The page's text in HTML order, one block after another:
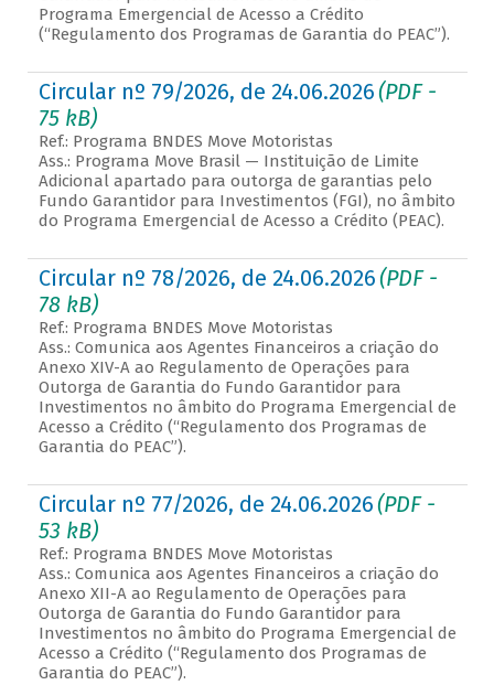
Programa Emergencial de Acesso a Crédito
(“Regulamento dos Programas de Garantia do PEAC”).
Circular nº 79/2026, de 24.06.2026(PDF -
75 kB)
Ref.: Programa BNDES Move Motoristas
Ass.: Programa Move Brasil — Instituição de Limite
Adicional apartado para outorga de garantias pelo
Fundo Garantidor para Investimentos (FGI), no âmbito
do Programa Emergencial de Acesso a Crédito (PEAC).
Circular nº 78/2026, de 24.06.2026(PDF -
78 kB)
Ref.: Programa BNDES Move Motoristas
Ass.: Comunica aos Agentes Financeiros a criação do
Anexo XIV-A ao Regulamento de Operações para
Outorga de Garantia do Fundo Garantidor para
Investimentos no âmbito do Programa Emergencial de
Acesso a Crédito (“Regulamento dos Programas de
Garantia do PEAC”).
Circular nº 77/2026, de 24.06.2026(PDF -
53 kB)
Ref.: Programa BNDES Move Motoristas
Ass.: Comunica aos Agentes Financeiros a criação do
Anexo XII-A ao Regulamento de Operações para
Outorga de Garantia do Fundo Garantidor para
Investimentos no âmbito do Programa Emergencial de
Acesso a Crédito (“Regulamento dos Programas de
Garantia do PEAC”).